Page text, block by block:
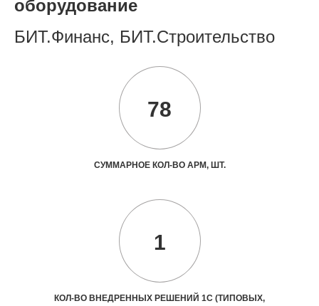
оборудование
БИТ.Финанс, БИТ.Строительство
78
СУММАРНОЕ КОЛ-ВО АРМ, ШТ.
1
КОЛ-ВО ВНЕДРЕННЫХ РЕШЕНИЙ 1С (ТИПОВЫХ,